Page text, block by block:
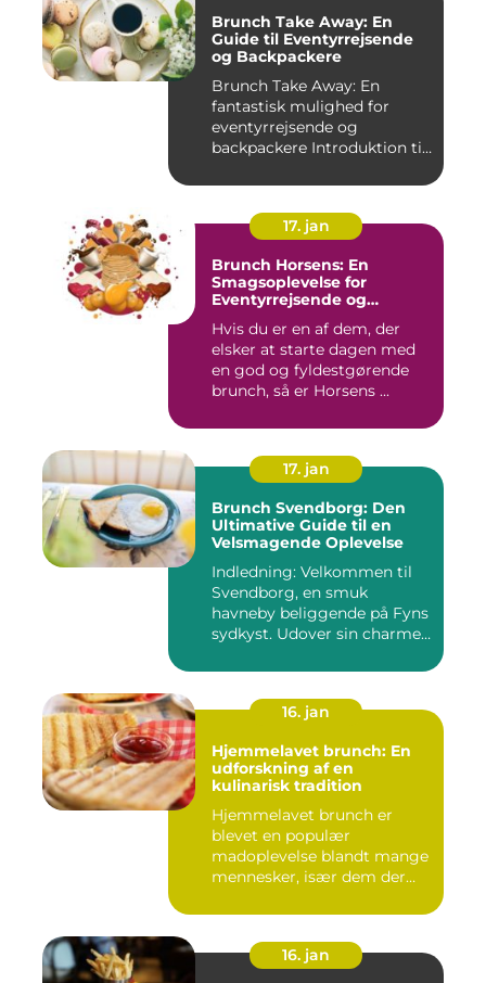
Brunch Take Away: En
Guide til Eventyrrejsende
og Backpackere
Brunch Take Away: En
fantastisk mulighed for
eventyrrejsende og
backpackere Introduktion til
17. jan
Brunch Horsens: En
Smagsoplevelse for
Eventyrrejsende og
Hvis du er en af dem, der
elsker at starte dagen med
en god og fyldestgørende
brunch, så er Horsens ...
17. jan
Brunch Svendborg: Den
Ultimative Guide til en
Velsmagende Oplevelse
Indledning: Velkommen til
Svendborg, en smuk
havneby beliggende på Fyns
sydkyst. Udover sin charme
16. jan
Hjemmelavet brunch: En
udforskning af en
kulinarisk tradition
Hjemmelavet brunch er
blevet en populær
madoplevelse blandt mange
mennesker, især dem der
16. jan